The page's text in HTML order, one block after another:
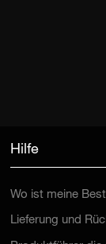
Lieferung und
Produktführer die